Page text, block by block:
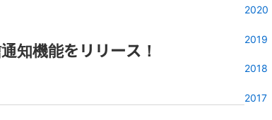
知機能をリリース！
2020
2019
2018
2017